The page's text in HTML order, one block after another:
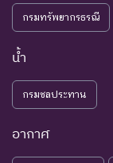
Deficient
NE : Not
Evaluated
กรมทรัพยากรธรณี
น้ำ
กรมชลประทาน
อากาศ